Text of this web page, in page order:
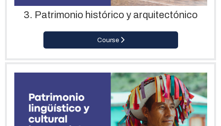
3. Patrimonio histórico y arquitectónico
Course